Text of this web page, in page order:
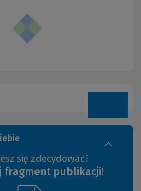
się zdecydować?
fragment publikacji!